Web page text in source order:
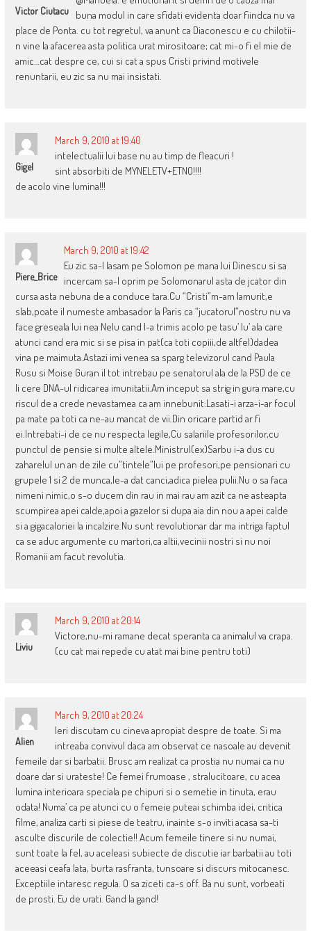
Victor Ciutacu
buna modul in care sfidati evidenta doar fiindca nu va
place de Ponta. cu tot regretul, va anunt ca Diaconescu e cu chilotii-
n vine la afacerea asta politica urat mirositoare; cat mi-o fi el mie de
amic…cat despre ce, cui si cat a spus Cristi privind motivele
renuntarii, eu zic sa nu mai insistati.
Gigel
March 9, 2010 at 19:40
intelectualii lui base nu au timp de fleacuri !
sint absorbiti de MYNELETV+ETNO!!!!
de acolo vine lumina!!!
Piere_Brice
March 9, 2010 at 19:42
Eu zic sa-l lasam pe Solomon pe mana lui Dinescu si sa
incercam sa-l oprim pe Solomonarul asta de jcator din
cursa asta nebuna de a conduce tara.Cu “Cristi”m-am lamurit,e
slab,poate il numeste ambasador la Paris ca “jucatorul”nostru nu va
face greseala lui nea Nelu cand l-a trimis acolo pe tasu’ lu’ ala care
atunci cand era mic si se pisa in pat(ca toti copiii,de altfel)dadea
vina pe maimuta.Astazi imi venea sa sparg televizorul cand Paula
Rusu si Moise Guran il tot intrebau pe senatorul ala de la PSD de ce
Ii cere DNA-ul ridicarea imunitatii.Am inceput sa strig in gura mare,cu
riscul de a crede nevastamea ca am innebunit:Lasati-i arza-i-ar focul
pa mate pa toti ca ne-au mancat de vii.Din oricare partid ar fi
ei.Intrebati-i de ce nu respecta legile,Cu salariile profesorilor,cu
punctul de pensie si multe altele.Ministrul(ex)Sarbu i-a dus cu
zaharelul un an de zile cu”tintele”lui pe profesori,pe pensionari cu
grupele 1 si 2 de munca,le-a dat canci,adica pielea pulii.Nu o sa faca
nimeni nimic,o s-o ducem din rau in mai rau am azit ca ne asteapta
scumpirea apei calde,apoi a gazelor si dupa aia din nou a apei calde
si a gigacaloriei la incalzire.Nu sunt revolutionar dar ma intriga faptul
ca se aduc argumente cu martori,ca altii,vecinii nostri si nu noi
Romanii am facut revolutia.
Liviu
March 9, 2010 at 20:14
Victore,nu-mi ramane decat speranta ca animalul va crapa.
(cu cat mai repede cu atat mai bine pentru toti)
Alien
March 9, 2010 at 20:24
Ieri discutam cu cineva apropiat despre de toate. Si ma
intreaba convivul daca am observat ce nasoale au devenit
femeile dar si barbatii. Brusc am realizat ca prostia nu numai ca nu
doare dar si urateste! Ce femei frumoase , stralucitoare, cu acea
lumina interioara speciala pe chipuri si o semetie in tinuta, erau
odata! Numa’ ca pe atunci cu o femeie puteai schimba idei, critica
filme, analiza carti si piese de teatru, inainte s-o inviti acasa sa-ti
asculte discurile de colectie!! Acum femeile tinere si nu numai,
sunt toate la fel, au aceleasi subiecte de discutie iar barbatii au toti
aceeasi ceafa lata, burta rasfranta, tunsoare si discurs mitocanesc.
Exceptiile intaresc regula. O sa ziceti ca-s off. Ba nu sunt, vorbeati
de prosti. Eu de urati. Gand la gand!